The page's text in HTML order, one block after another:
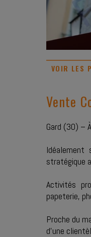
VOIR LES
Vente
Gard (30) –
Idéalement
stratégique
Activités
papeterie,
Proche du
d’une